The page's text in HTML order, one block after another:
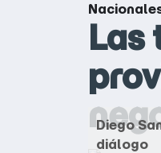
Las
Diego
diálogo